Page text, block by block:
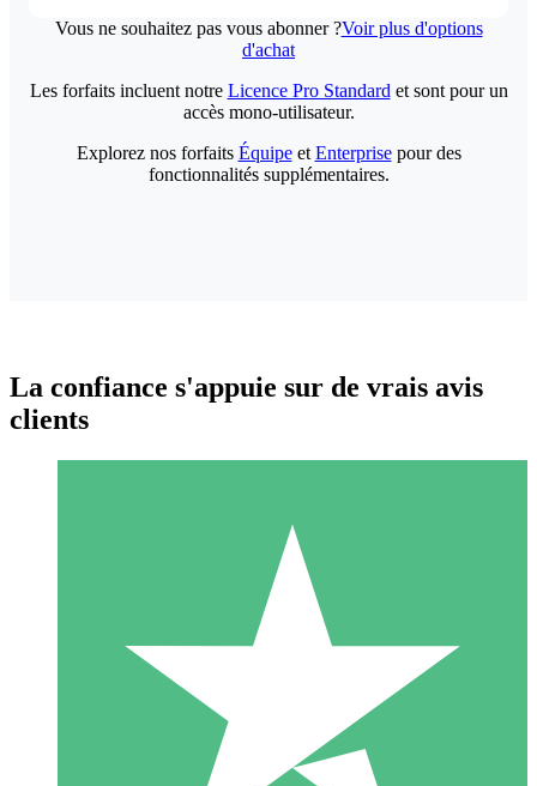
Vous ne souhaitez pas vous abonner ?Voir plus d'options
d'achat
Packs de Crédits Individuels
Payez à l'utilisation avec des crédits de téléchargement. Sans
1 Téléchargement
10 00
Les forfaits incluent notre Licence Pro Standard et sont pour un
accès mono-utilisateur.
Explorez nos forfaits Équipeet Enterprisepour des
fonctionnalités supplémentaires.
La confiance s'appuie sur de vrais avis
clients